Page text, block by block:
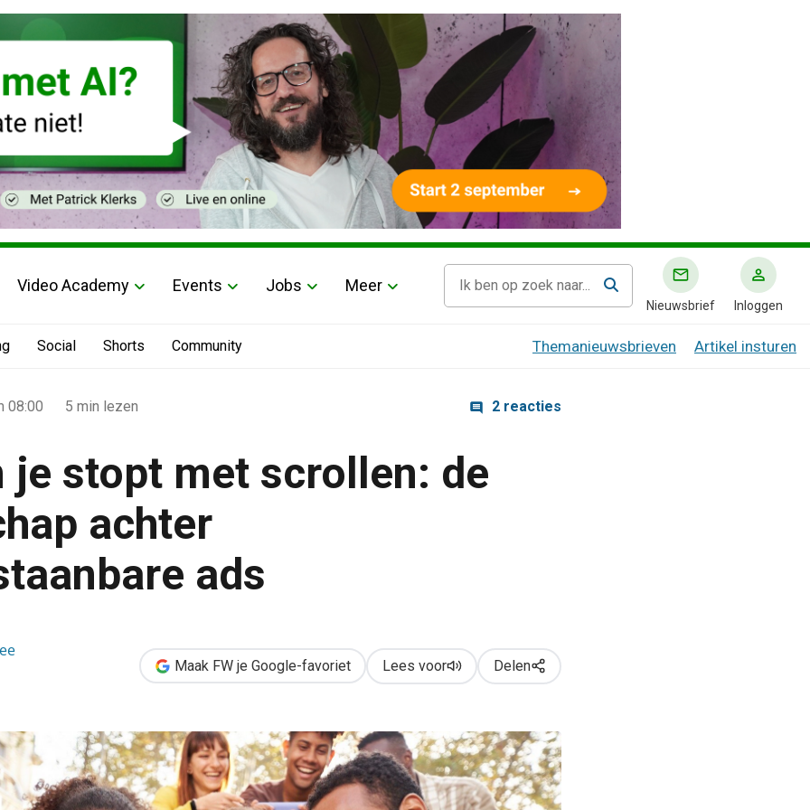
Video Academy Events Jobs Meer
Nieuwsbrief Inloggen
Social Shorts Community Themanieuwsbrieven Artikel insturen
de wetenschap achter onweerstaanbare ads
08:00 5 min lezen 2 reacties
je stopt met scrollen: de
achter
ads
Maak FW je Google-favoriet Lees voor Delen